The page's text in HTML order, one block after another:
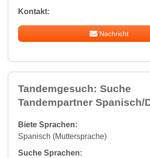
Kontakt:
Nachricht
Tandemgesuch: Suche
Tandempartner Spanisch/
Biete Sprachen:
Spanisch (Muttersprache)
Suche Sprachen: